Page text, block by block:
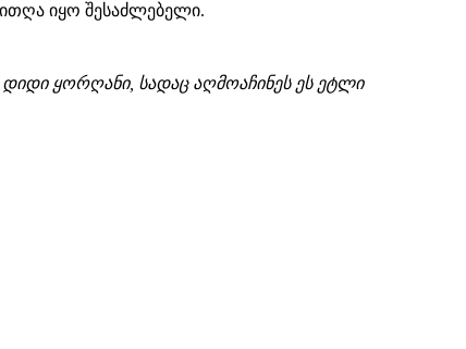
იყო შესაძლებელი.
ყორღანი, სადაც აღმოაჩინეს ეს ეტლი